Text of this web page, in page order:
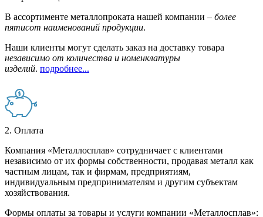
В ассортименте металлопроката нашей компании – более
пятисот наименований продукции.
Наши клиенты могут сделать заказ на доставку товара
независимо от количества и номенклатуры
изделий. подробнее...
2. Оплата
Компания «Металлосплав» сотрудничает с клиентами
независимо от их формы собственности, продавая металл как
частным лицам, так и фирмам, предприятиям,
индивидуальным предпринимателям и другим субъектам
хозяйствования.
Формы оплаты за товары и услуги компании «Металлосплав»: